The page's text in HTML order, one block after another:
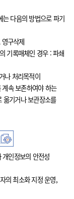
다음의 방법으로 파기
구삭제
기록매체인 경우 : 파쇄
나 처리목적이
계속 보존하여야 하는
옮기거나 보관장소를
인정보의 안전성
의 최소화 지정 운영,